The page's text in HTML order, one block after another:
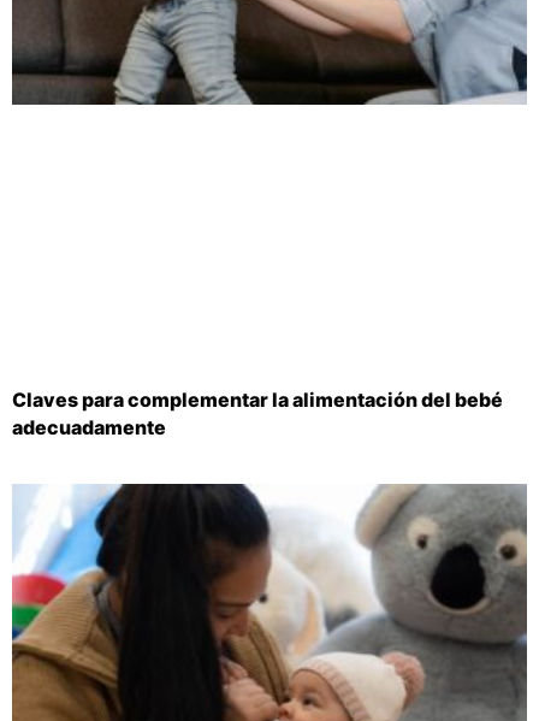
Claves para complementar la alimentación del bebé
adecuadamente